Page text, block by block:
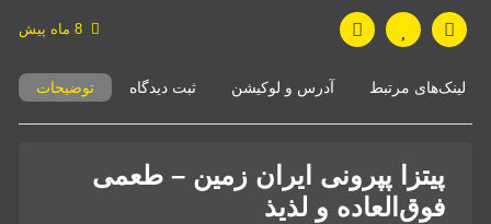
8 ماه پیش
توضیحات ثبت دیدگاه آدرس و لوکیشن لینک‌های مرتبط
پیتزا پپرونی ایران زمین – طعمی
فوق‌العاده و لذیذ